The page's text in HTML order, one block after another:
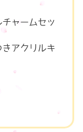
ャームセッ
きアクリルキ